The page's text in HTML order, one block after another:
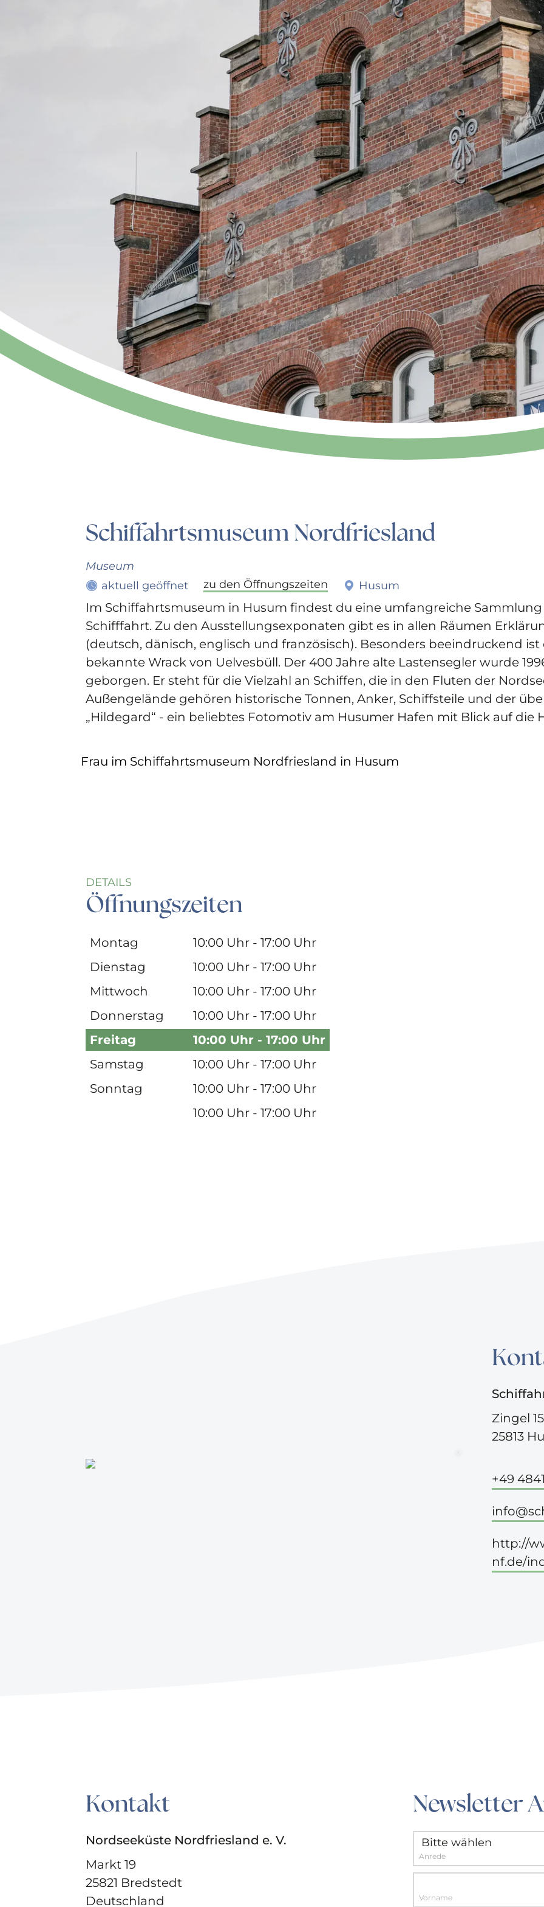
Schiffahrtsmuseum Nordfriesland
Museum
aktuell geöffnet
zu den Öffnungszeiten Husum
Im Schiffahrtsmuseum in Husum findest du eine umfangreiche
Schifffahrt. Zu den Ausstellungsexponaten gibt es in allen Räumen
(deutsch, dänisch, englisch und französisch). Besonders beeindruckend ist
bekannte Wrack von Uelvesbüll. Der 400 Jahre alte Lastensegler wurde
geborgen. Er steht für die Vielzahl an Schiffen, die in den Fluten der
Außengelände gehören historische Tonnen, Anker, Schiffsteile und der
„Hildegard“ - ein beliebtes Fotomotiv am Husumer Hafen mit Blick auf die
Frau im Schiffahrtsmuseum Nordfriesland in Husum
DETAILS
Öffnungszeiten
Montag
10:00 Uhr - 17:00 Uhr
Dienstag
10:00 Uhr - 17:00 Uhr
Mittwoch
10:00 Uhr - 17:00 Uhr
Donnerstag
10:00 Uhr - 17:00 Uhr
Freitag
10:00 Uhr - 17:00 Uhr
Samstag
10:00 Uhr - 17:00 Uhr
Sonntag
10:00 Uhr - 17:00 Uhr
10:00 Uhr - 17:00 Uhr
Zingel 15
25813
+49
http://
nf.de/
Kontakt
Nordseeküste Nordfriesland e. V.
Markt 19
25821 Bredstedt
Deutschland
Newsletter
Anrede
Vorname